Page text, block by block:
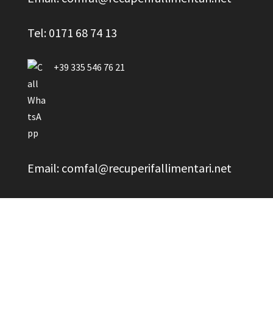
Tel: 0171 68 74 13
+39 335 546 76 21
Email: comfal@recuperifallimentari.net
Servizio clienti